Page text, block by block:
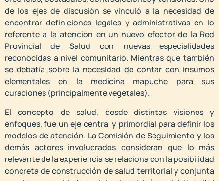
de los ejes de discusión se vinculó a la necesidad de
encontrar definiciones legales y administrativas en lo
referente a la atención en un nuevo efector de la Red
Provincial de Salud con nuevas especialidades
reconocidas a nivel comunitario. Mientras que también
se debatía sobre la necesidad de contar con insumos
elementales en la medicina mapuche para sus
curaciones (principalmente vegetales).
El concepto de salud, desde distintas visiones y
enfoques, fue un eje central y primordial para definir los
modelos de atención. La Comisión de Seguimiento y los
demás actores involucrados consideran que lo más
relevante de la experiencia se relaciona con la posibilidad
concreta de construcción de salud territorial y conjunta